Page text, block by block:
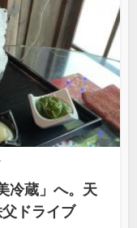
冷蔵」へ。天
ドライブ